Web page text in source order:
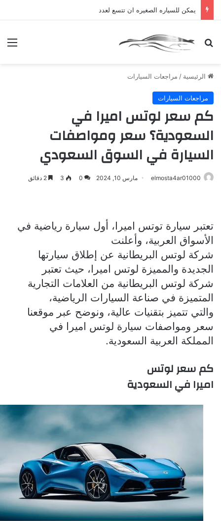
يمكن للسياره الصغيره ان تتسع لعدد
بحث عن
الرئيسية / مراجعات السيارات
مراجعات السيارات
كم سعر لوتس اميرا في
السعودية؟ سعر ومواصفات
السيارة في السوق السعودي
elmosta4ar01000 مارس 10, 2024 0
3
تعتبر سيارة توتس اميرا، أول سيارة رياضية في
الأسواق العربية، وأعلنت
شركة لوتس البريطانية عن إطلاق سيارتها
الجديدة والمميزة لوتس اميرا، حيث تعتبر
شركة لوتس البريطانية من العلامات التجارية
المتميزة في صناعة السيارات الرياضية،
والتي تتميز بتقنيات عالية، ونوضح عبر موقعنا
سعر ومواصفات سيارة لوتس اميرا في
المملكة العربية السعودية.
كم سعر لوتس
اميرا في السعودية